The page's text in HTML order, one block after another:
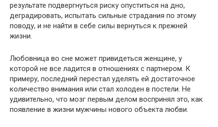
результате подвергнуться риску опуститься на дно,
деградировать, испытать сильные страдания по этому
поводу, и не найти в себе силы вернуться к прежней
жизни.
Любовница во сне может привидеться женщине, у
которой не все ладится в отношениях с партнером. К
примеру, последний перестал уделять ей достаточное
количество внимания или стал холоден в постели. Не
удивительно, что мозг первым делом воспринял это, как
появление в жизни мужчины нового объекта любви.